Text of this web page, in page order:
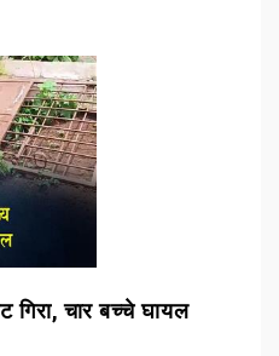
नहीं चलेगाः स्वास्थ्य मंत्री